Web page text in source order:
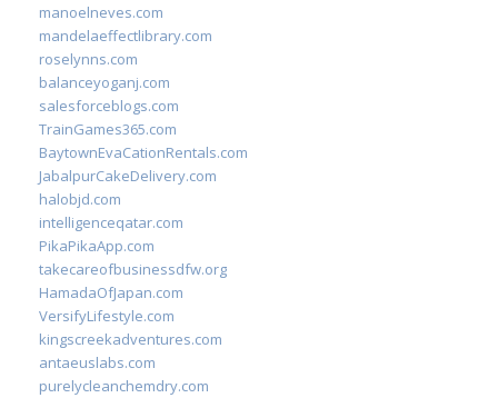
manoelneves.com
mandelaeffectlibrary.com
roselynns.com
balanceyoganj.com
salesforceblogs.com
TrainGames365.com
BaytownEvaCationRentals.com
JabalpurCakeDelivery.com
halobjd.com
intelligenceqatar.com
PikaPikaApp.com
takecareofbusinessdfw.org
HamadaOfJapan.com
VersifyLifestyle.com
kingscreekadventures.com
antaeuslabs.com
purelycleanchemdry.com